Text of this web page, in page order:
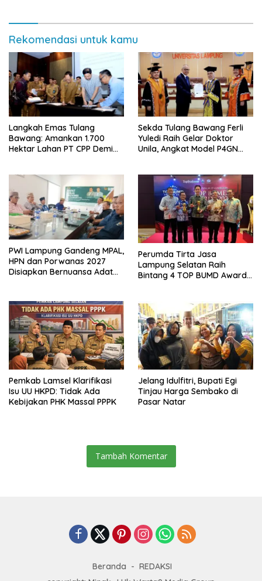
Rekomendasi untuk kamu
Langkah Emas Tulang
Bawang: Amankan 1.700
Hektar Lahan PT CPP Demi
Sekda Tulang Bawang Ferli
Yuledi Raih Gelar Doktor
Unila, Angkat Model P4GN
PWI Lampung Gandeng MPAL,
HPN dan Porwanas 2027
Disiapkan Bernuansa Adat
Perumda Tirta Jasa
Lampung Selatan Raih
Bintang 4 TOP BUMD Awards
Pemkab Lamsel Klarifikasi
Isu UU HKPD: Tidak Ada
Kebijakan PHK Massal PPPK
Jelang Idulfitri, Bupati Egi
Tinjau Harga Sembako di
Pasar Natar
Tambah Komentar
Beranda
REDAKSI